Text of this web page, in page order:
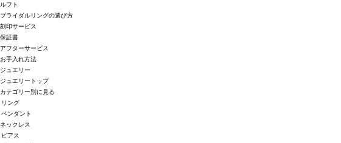
ルフト
ブライダルリングの選び方
刻印サービス
保証書
アフターサービス
お手入れ方法
ジュエリー
ジュエリートップ
カテゴリー別に見る
リング
ペンダント
ネックレス
ピアス